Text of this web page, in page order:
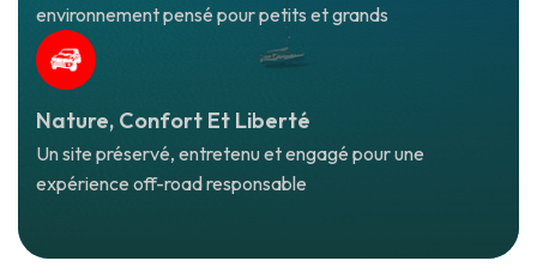
environnement pensé pour petits et grands
Nature, Confort Et Liberté
Un site préservé, entretenu et engagé pour une
expérience off-road responsable